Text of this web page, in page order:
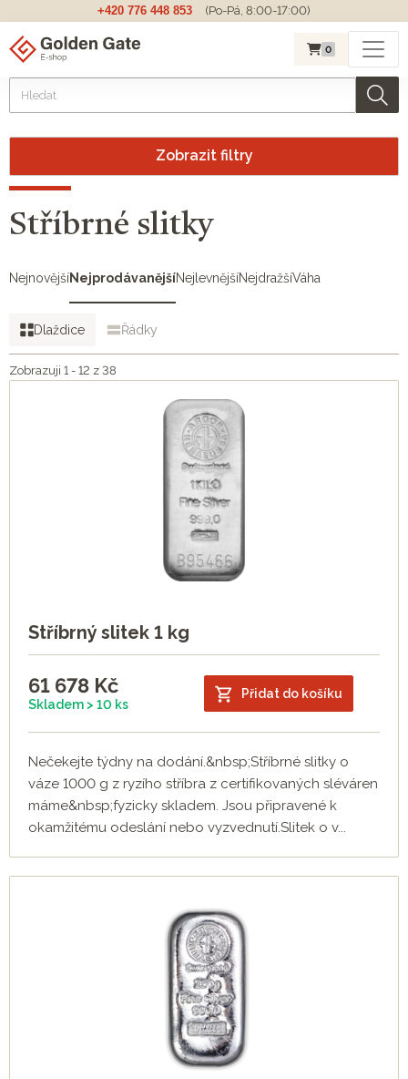
+420 776 448 853 (Po-Pá, 8:00-17:00)
0
Zobrazit filtry
Stříbrné slitky
NejnovějšíNejprodávanějšíNejlevnějšíNejdražšíVáha
Dlaždice Řádky
Zobrazuji 1 - 12 z 38
Stříbrný slitek 1 kg
61 678 Kč
Skladem > 10 ks
Přidat do košíku
Nečekejte týdny na dodání.&nbsp;Stříbrné slitky o
váze 1000 g z ryzího stříbra z certifikovaných sléváren
máme&nbsp;fyzicky skladem. Jsou připravené k
okamžitému odeslání nebo vyzvednutí.Slitek o v...